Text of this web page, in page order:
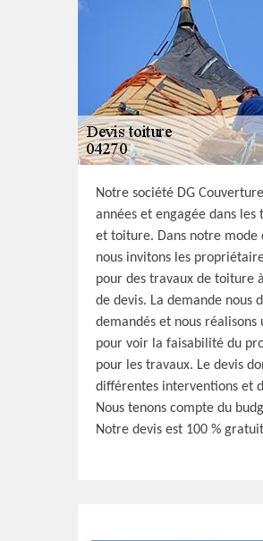
Notre société DG
années et engagée dans
et toiture. Dans notre mode
nous invitons les
pour des travaux de toiture
de devis. La demande nous
demandés et nous réalisons
pour voir la faisabilité du
pour les travaux. Le devis
différentes interventions et
Nous tenons compte du
Notre devis est 100 %